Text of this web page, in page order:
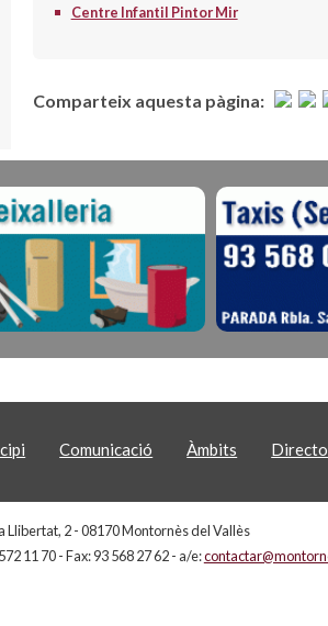
Centre Infantil Pintor Mir
Comparteix aquesta pàgina:
Comunicació Àmbits
Llibertat, 2 - 08170 Montornès del Vallès
11 70 - Fax: 93 568 27 62 - a/e: